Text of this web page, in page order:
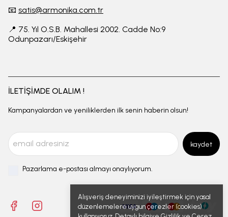
Alışveriş deneyiminizi iyileştirmek için yasal
düzenlemelere uygun çerezler (cookies)
📧 satis@armonika.com.tr
📍 75. Yıl O.S.B. Mahallesi 2002. Cadde No:9
Odunpazarı/Eskişehir
İLETİŞİMDE OLALIM !
Kampanyalardan ve yeniliklerden ilk senin haberin olsun!
kaydet
Pazarlama e-postası almayı onaylıyorum.